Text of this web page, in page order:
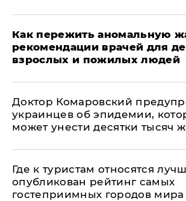
Как пережить аномальную
рекомендации врачей для
взрослых и пожилых людей
Доктор Комаровский
украинцев об эпидемии,
может унести десятки тысяч
Где к туристам относятся
опубликован рейтинг самых
гостеприимных городов мира